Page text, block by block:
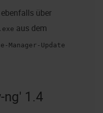
über
aus dem
Manager-Update
ng' 1.4